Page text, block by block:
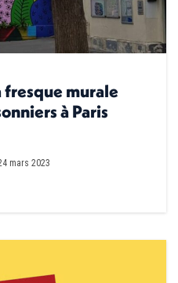
murale
à Paris
mars 2023